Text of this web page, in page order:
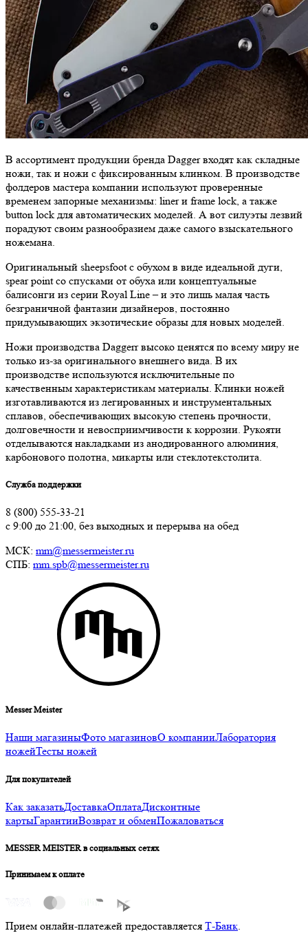
В ассортимент продукции бренда Dagger входят как складные
ножи, так и ножи с фиксированным клинком. В производстве
фолдеров мастера компании используют проверенные
временем запорные механизмы: liner и frame lock, а также
button lock для автоматических моделей. А вот силуэты лезвий
порадуют своим разнообразием даже самого взыскательного
ножемана.
Оригинальный sheepsfoot с обухом в виде идеальной дуги,
spear point со спусками от обуха или концептуальные
балисонги из серии Royal Line – и это лишь малая часть
безграничной фантазии дизайнеров, постоянно
придумывающих экзотические образы для новых моделей.
Ножи производства Daggerr высоко ценятся по всему миру не
только из-за оригинального внешнего вида. В их
производстве используются исключительные по
качественным характеристикам материалы. Клинки ножей
изготавливаются из легированных и инструментальных
сплавов, обеспечивающих высокую степень прочности,
долговечности и невосприимчивости к коррозии. Рукояти
отделываются накладками из анодированного алюминия,
карбонового полотна, микарты или стеклотекстолита.
Служба поддержки
8 (800) 555-33-21
с 9:00 до 21:00, без выходных и перерыва на обед
МСК: mm@messermeister.ru
СПБ: mm.spb@messermeister.ru
Messer Meister
Наши магазиныФото магазиновО компанииЛаборатория
ножейТесты ножей
Для покупателей
Как заказатьДоставкаОплатаДисконтные
картыГарантииВозврат и обменПожаловаться
MESSER MEISTER в социальных сетях
Принимаем к оплате
Прием онлайн-платежей предоставляется Т-Банк.